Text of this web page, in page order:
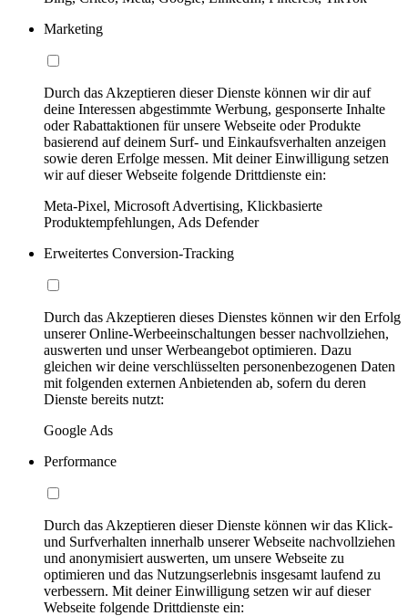
Marketing
Durch das Akzeptieren dieser Dienste können wir dir auf
deine Interessen abgestimmte Werbung, gesponserte Inhalte
oder Rabattaktionen für unsere Webseite oder Produkte
basierend auf deinem Surf- und Einkaufsverhalten anzeigen
sowie deren Erfolge messen. Mit deiner Einwilligung setzen
wir auf dieser Webseite folgende Drittdienste ein:
Meta-Pixel, Microsoft Advertising, Klickbasierte
Produktempfehlungen, Ads Defender
Erweitertes Conversion-Tracking
Durch das Akzeptieren dieses Dienstes können wir den Erfolg
unserer Online-Werbeeinschaltungen besser nachvollziehen,
auswerten und unser Werbeangebot optimieren. Dazu
gleichen wir deine verschlüsselten personenbezogenen Daten
mit folgenden externen Anbietenden ab, sofern du deren
Dienste bereits nutzt:
Google Ads
Performance
Durch das Akzeptieren dieser Dienste können wir das Klick-
und Surfverhalten innerhalb unserer Webseite nachvollziehen
und anonymisiert auswerten, um unsere Webseite zu
optimieren und das Nutzungserlebnis insgesamt laufend zu
verbessern. Mit deiner Einwilligung setzen wir auf dieser
Webseite folgende Drittdienste ein: